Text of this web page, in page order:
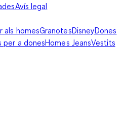
Avís legal
als homesGranotesDisneyDones
per a donesHomes JeansVestits